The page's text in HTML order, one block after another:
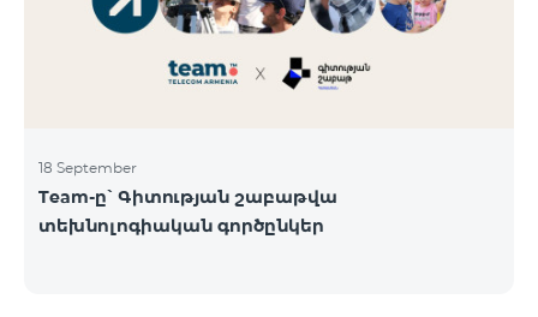
բերելու Aqara ապրանքանիշի խելացի
սարքավորումները հատուկ պայմաններով։
Սարքավորումները հասանելի են HomPlex-ի team
18 September
Team-ը՝ Գիտության շաբաթվա
տեխնոլոգիական գործընկեր